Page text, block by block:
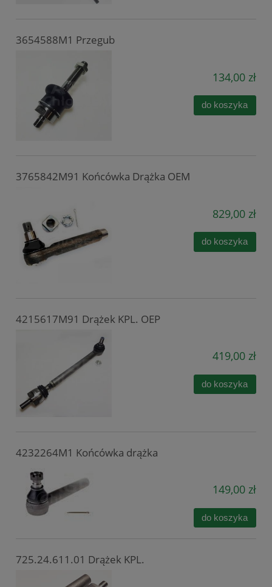
3654588M1 Przegub
134,00 zł
do koszyka
3765842M91 Końcówka Drążka OEM
829,00 zł
do koszyka
4215617M91 Drążek KPL. OEP
419,00 zł
do koszyka
4232264M1 Końcówka drążka
149,00 zł
do koszyka
725.24.611.01 Drążek KPL.